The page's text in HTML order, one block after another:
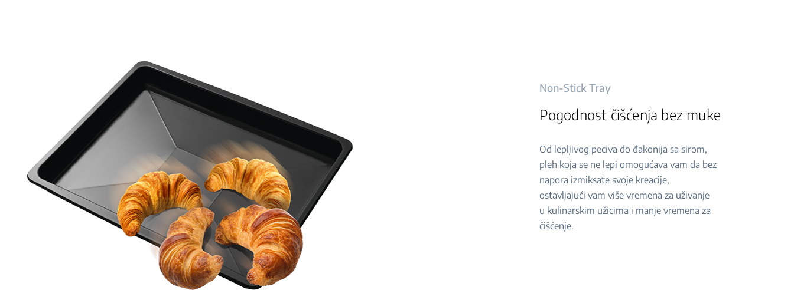
Non-Stick Tray
Pogodnost čišćenja bez muke
Od lepljivog peciva do đakonija sa sirom,
pleh koja se ne lepi omogućava vam da bez
napora izmiksate svoje kreacije,
ostavljajući vam više vremena za uživanje
u kulinarskim užicima i manje vremena za
čišćenje.